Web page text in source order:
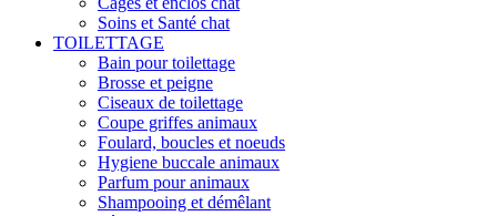
Soins et Santé chat
TOILETTAGE
Bain pour toilettage
Brosse et peigne
Ciseaux de toilettage
Coupe griffes animaux
Foulard, boucles et noeuds
Hygiene buccale animaux
Parfum pour animaux
Shampooing et démêlant